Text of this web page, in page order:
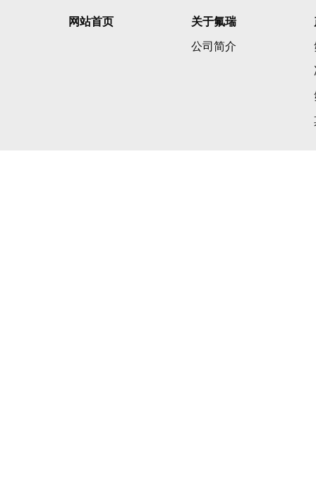
网站首页 关于氟瑞
公司简介